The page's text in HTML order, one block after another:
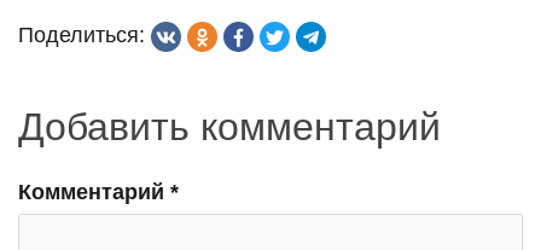
Поделиться:
Добавить комментарий
Комментарий *